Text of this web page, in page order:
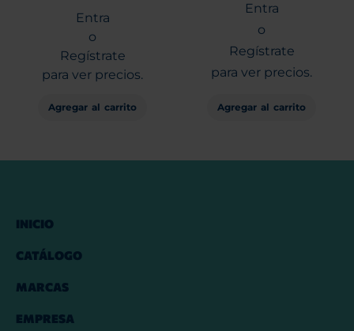
Entra
o
Regístrate
para ver precios.
Agregar al carrito
Entra
o
Regístrate
para ver precios.
Agregar al carrito
INICIO
CATÁLOGO
MARCAS
EMPRESA